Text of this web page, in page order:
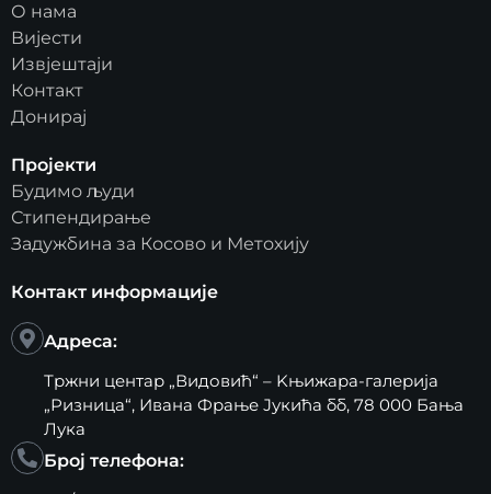
О нама
Вијести
Извјештаји
Контакт
Донирај
Пројекти
Будимо људи
Стипендирање
Задужбина за Косово и Метохију
Контакт информације
Адреса:
Тржни центар „Видовић“ – Kњижара-галерија
„Ризница“, Ивана Фрање Јукића бб, 78 000 Бања
Лука
Број телефона: